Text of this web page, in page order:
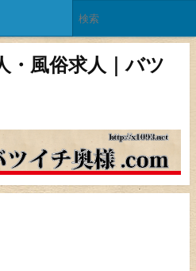
・風俗求人｜バツ